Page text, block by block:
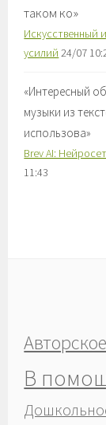
таком ко»
Искусственный
усилий 24/07
«Интересный
музыки из
использова»
Brev AI:
11:43
В